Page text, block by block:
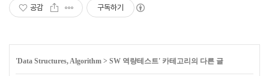
공감 구독하기
'Data Structures, Algorithm > SW 역량테스트' 카테고리의 다른 글